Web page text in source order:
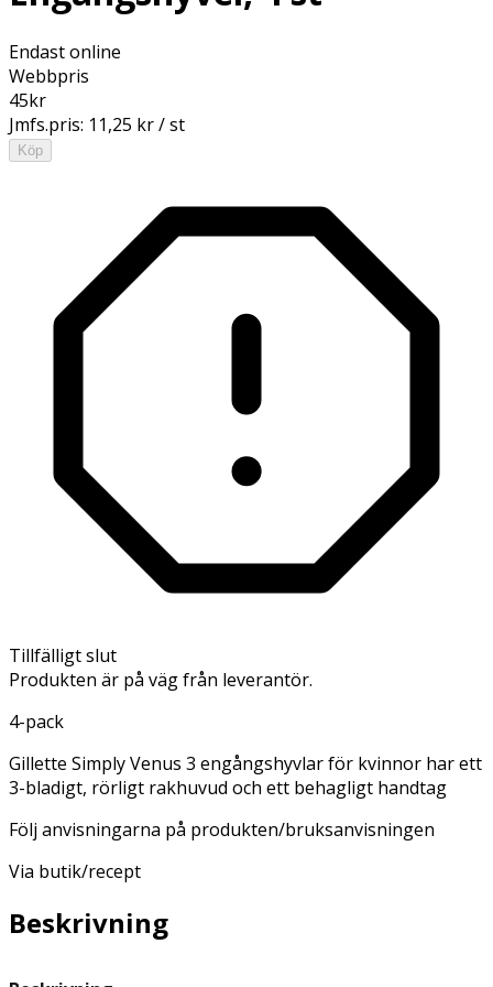
Endast online
Webbpris
45kr
Jmfs.pris: 11,25 kr / st
Köp
Tillfälligt slut
Produkten är på väg från leverantör.
4-pack
Gillette Simply Venus 3 engångshyvlar för kvinnor har ett
3-bladigt, rörligt rakhuvud och ett behagligt handtag
Följ anvisningarna på produkten/bruksanvisningen
Via butik/recept
Beskrivning